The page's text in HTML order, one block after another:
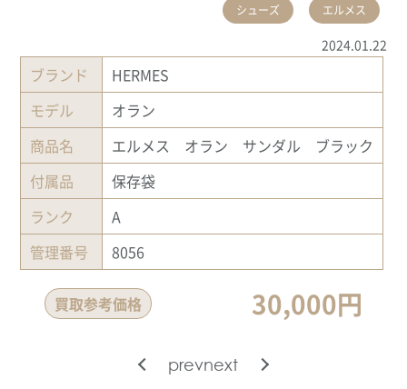
シューズ エルメス
2024.01.22
ブランド
HERMES
モデル
オラン
商品名
エルメス オラン サンダル ブラック
付属品
保存袋
ランク
A
管理番号
8056
買取参考価格 30,000円
prevnext